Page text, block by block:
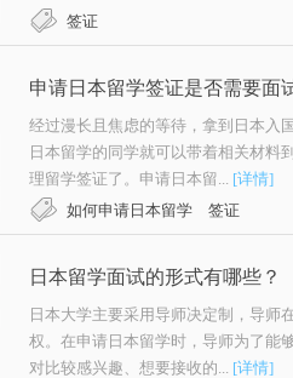
签证
申请日本留学签证是否需要面
经过漫长且焦虑的等待，拿到日本入
日本留学的同学就可以带着相关材料
理留学签证了。申请日本留... [详情]
如何申请日本留学 签证
日本留学面试的形式有哪些？
日本大学主要采用导师决定制，导师
权。在申请日本留学时，导师为了能
对比较感兴趣、想要接收的... [详情]